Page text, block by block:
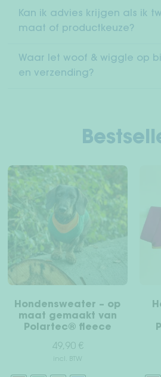
Kan ik advies krijgen als ik
maat of productkeuze?
Waar let woof & wiggle op
en verzending?
Hondensweater – op
maat gemaakt van
Polartec® fleece
49,90 €
incl. BTW